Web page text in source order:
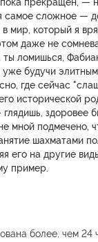
самое сложное —
в мир, который я
даже не
ты ломишься,
уже будучи
где сейчас
исторической
здоровее
мной подмечено,
шахматами
его на другие
пример.
более, чем 24